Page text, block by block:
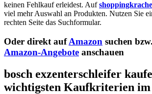
keinen Fehlkauf erleidest. Auf
viel mehr Auswahl an Produkten. Nutzen Sie
rechten Seite das Suchformular.
Oder direkt aufAmazon suchen
Amazon-Angebote anschauen
bosch exzenterschleifer
wichtigsten Kaufkriterien